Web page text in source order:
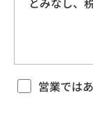
識別情報
当社は、
様が修理を
て必要事項
の後、当社
営業では